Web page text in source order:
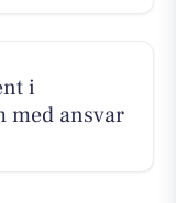
i
ansvar